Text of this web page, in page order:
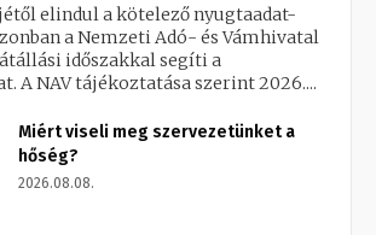
elindul a kötelező nyugtaadat-
a Nemzeti Adó- és Vámhivatal
időszakkal segíti a
A NAV tájékoztatása szerint 2026....
Miért viseli meg szervezetünket a
hőség?
2026.08.08.